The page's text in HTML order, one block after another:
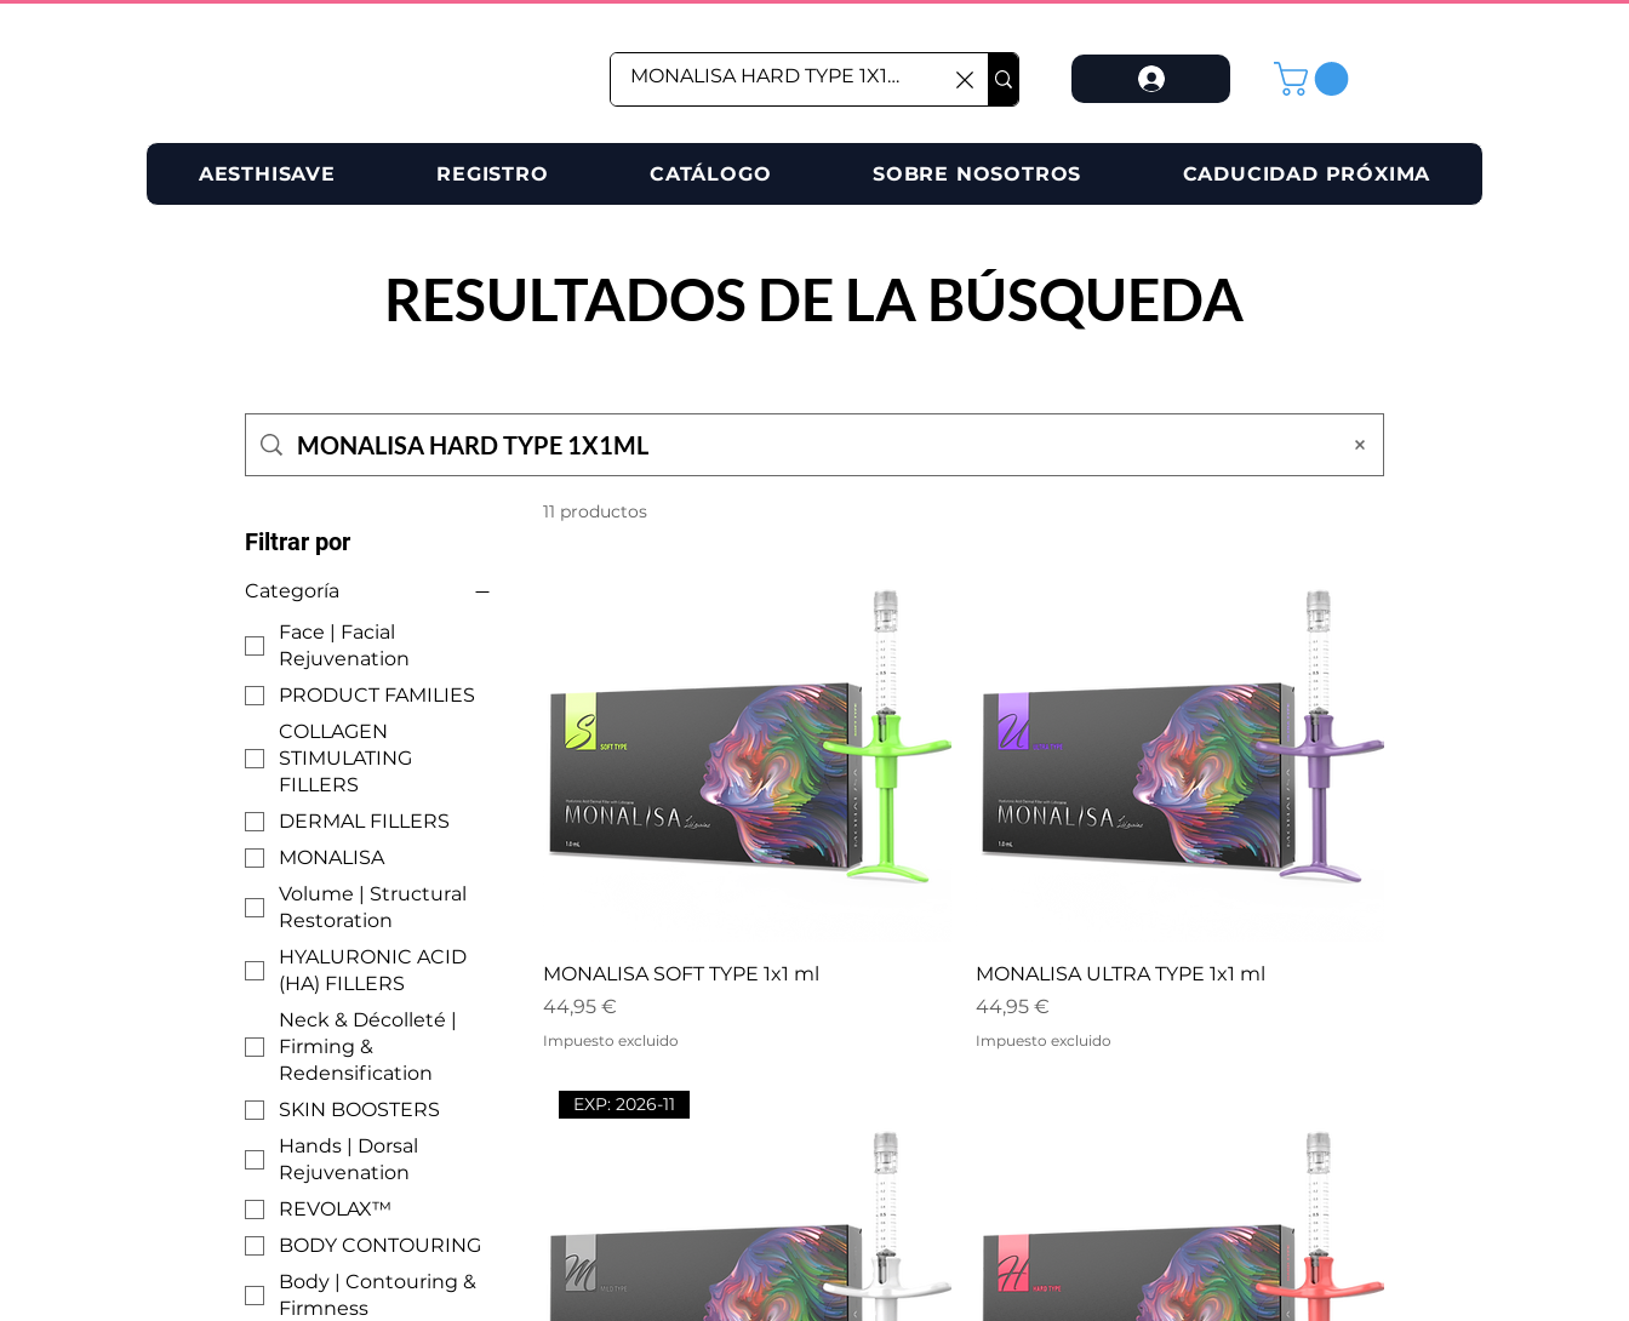
AESTHISAVE REGISTRO CATÁLOGO SOBRE NOSOTROS CADUCIDAD PRÓXIMA
RESULTADOS DE LA BÚSQUEDA
Filtrar por
Categoría
Face | Facial
Rejuvenation
PRODUCT FAMILIES
COLLAGEN
STIMULATING
FILLERS
DERMAL FILLERS
MONALISA
Volume | Structural
Restoration
HYALURONIC ACID
(HA) FILLERS
Neck & Décolleté |
Firming &
Redensification
SKIN BOOSTERS
Hands | Dorsal
Rejuvenation
REVOLAX™
BODY CONTOURING
Body | Contouring &
Firmness
11 productos
MONALISA SOFT TYPE 1x1 ml
Precio
44,95 €
Impuesto excluido
MONALISA ULTRA TYPE 1x1 ml
Precio
44,95 €
Impuesto excluido
EXP: 2026-11